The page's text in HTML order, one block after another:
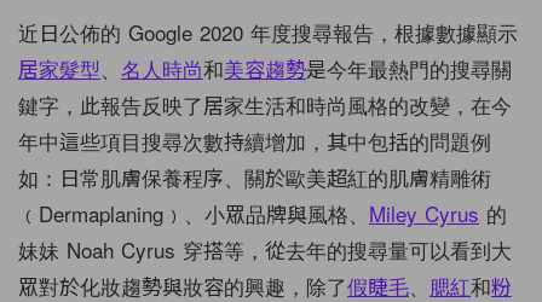
近日公佈的 Google 2020 年度搜尋報告，根據數據顯示
居家髮型
名人時尚和美容趨勢是今年最熱門的搜尋關
鍵字，此報告反映了居家生活和時尚風格的改變，在今
年中這些項目搜尋次數持續增加，其中包括的問題例
如：日常肌膚保養程序、關於歐美超紅的肌膚精雕術
﹙Dermaplaning﹚、小眾品牌與風格、 Miley Cyrus 的
妹妹 Noah Cyrus 穿搭等，從去年的搜尋量可以看到大
眾對於化妝趨勢與妝容的興趣，除了假睫毛 腮紅和粉